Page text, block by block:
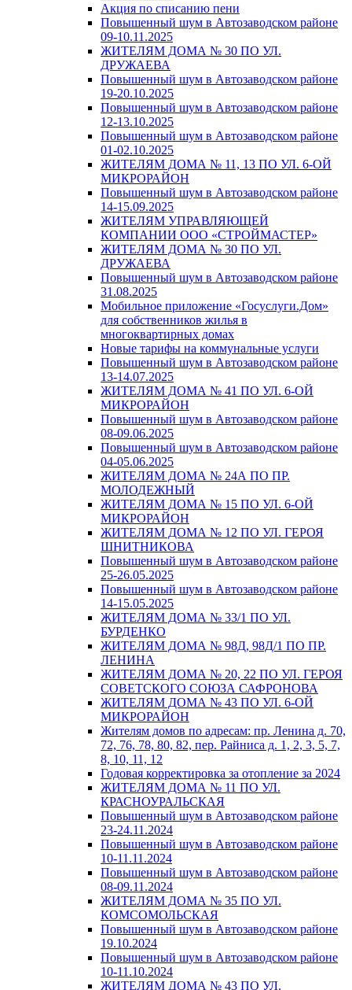
Акция по списанию пени
Повышенный шум в Автозаводском районе
09-10.11.2025
ЖИТЕЛЯМ ДОМА № 30 ПО УЛ.
ДРУЖАЕВА
Повышенный шум в Автозаводском районе
19-20.10.2025
Повышенный шум в Автозаводском районе
12-13.10.2025
Повышенный шум в Автозаводском районе
01-02.10.2025
ЖИТЕЛЯМ ДОМА № 11, 13 ПО УЛ. 6-ОЙ
МИКРОРАЙОН
Повышенный шум в Автозаводском районе
14-15.09.2025
ЖИТЕЛЯМ УПРАВЛЯЮЩЕЙ
КОМПАНИИ ООО «СТРОЙМАСТЕР»
ЖИТЕЛЯМ ДОМА № 30 ПО УЛ.
ДРУЖАЕВА
Повышенный шум в Автозаводском районе
31.08.2025
Мобильное приложение «Госуслуги.Дом»
для собственников жилья в
многоквартирных домах
Новые тарифы на коммунальные услуги
Повышенный шум в Автозаводском районе
13-14.07.2025
ЖИТЕЛЯМ ДОМА № 41 ПО УЛ. 6-ОЙ
МИКРОРАЙОН
Повышенный шум в Автозаводском районе
08-09.06.2025
Повышенный шум в Автозаводском районе
04-05.06.2025
ЖИТЕЛЯМ ДОМА № 24А ПО ПР.
МОЛОДЕЖНЫЙ
ЖИТЕЛЯМ ДОМА № 15 ПО УЛ. 6-ОЙ
МИКРОРАЙОН
ЖИТЕЛЯМ ДОМА № 12 ПО УЛ. ГЕРОЯ
ШНИТНИКОВА
Повышенный шум в Автозаводском районе
25-26.05.2025
Повышенный шум в Автозаводском районе
14-15.05.2025
ЖИТЕЛЯМ ДОМА № 33/1 ПО УЛ.
БУРДЕНКО
ЖИТЕЛЯМ ДОМА № 98Д, 98Д/1 ПО ПР.
ЛЕНИНА
ЖИТЕЛЯМ ДОМА № 20, 22 ПО УЛ. ГЕРОЯ
СОВЕТСКОГО СОЮЗА САФРОНОВА
ЖИТЕЛЯМ ДОМА № 43 ПО УЛ. 6-ОЙ
МИКРОРАЙОН
Жителям домов по адресам: пр. Ленина д. 70,
72, 76, 78, 80, 82, пер. Райниса д. 1, 2, 3, 5, 7,
8, 10, 11, 12
Годовая корректировка за отопление за 2024
ЖИТЕЛЯМ ДОМА № 11 ПО УЛ.
КРАСНОУРАЛЬСКАЯ
Повышенный шум в Автозаводском районе
23-24.11.2024
Повышенный шум в Автозаводском районе
10-11.11.2024
Повышенный шум в Автозаводском районе
08-09.11.2024
ЖИТЕЛЯМ ДОМА № 35 ПО УЛ.
КОМСОМОЛЬСКАЯ
Повышенный шум в Автозаводском районе
19.10.2024
Повышенный шум в Автозаводском районе
10-11.10.2024
ЖИТЕЛЯМ ДОМА № 43 ПО УЛ.